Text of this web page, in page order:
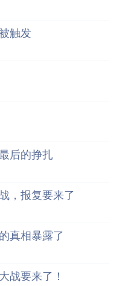
触发
后的挣扎
，报复要来了
真相暴露了
战要来了！